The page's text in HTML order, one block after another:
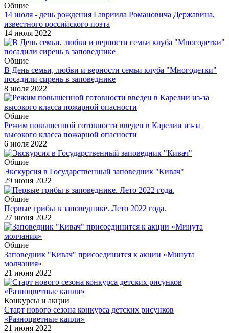
Общие
14 июля - день рождения Гавриила Романовича Державина,
известного российского поэта
14 июля 2022
Общие
В День семьи, любви и верности семьи клуба "Многодетки"
посадили сирень в заповеднике
8 июля 2022
Общие
Режим повышенной готовности введен в Карелии из-за
высокого класса пожарной опасности
6 июля 2022
Общие
Экскурсия в Государственный заповедник "Кивач"
29 июня 2022
Общие
Первые грибы в заповеднике. Лето 2022 года.
27 июня 2022
Общие
Заповедник "Кивач" присоединится к акции «Минута
молчания»
21 июня 2022
Конкурсы и акции
Старт нового сезона конкурса детских рисунков
«Разноцветные капли»
21 июня 2022